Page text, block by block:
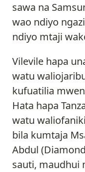
sawa na
wao ndiyo
ndiyo mtaji
Vilevile hapa
watu
kufuatilia
Hata hapa
watu
bila kumtaja
Abdul
sauti, maudhui